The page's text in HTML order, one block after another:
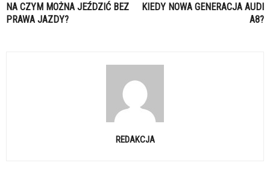
NA CZYM MOŻNA JEŹDZIĆ BEZ
PRAWA JAZDY?
KIEDY NOWA GENERACJA AUDI
A8?
REDAKCJA